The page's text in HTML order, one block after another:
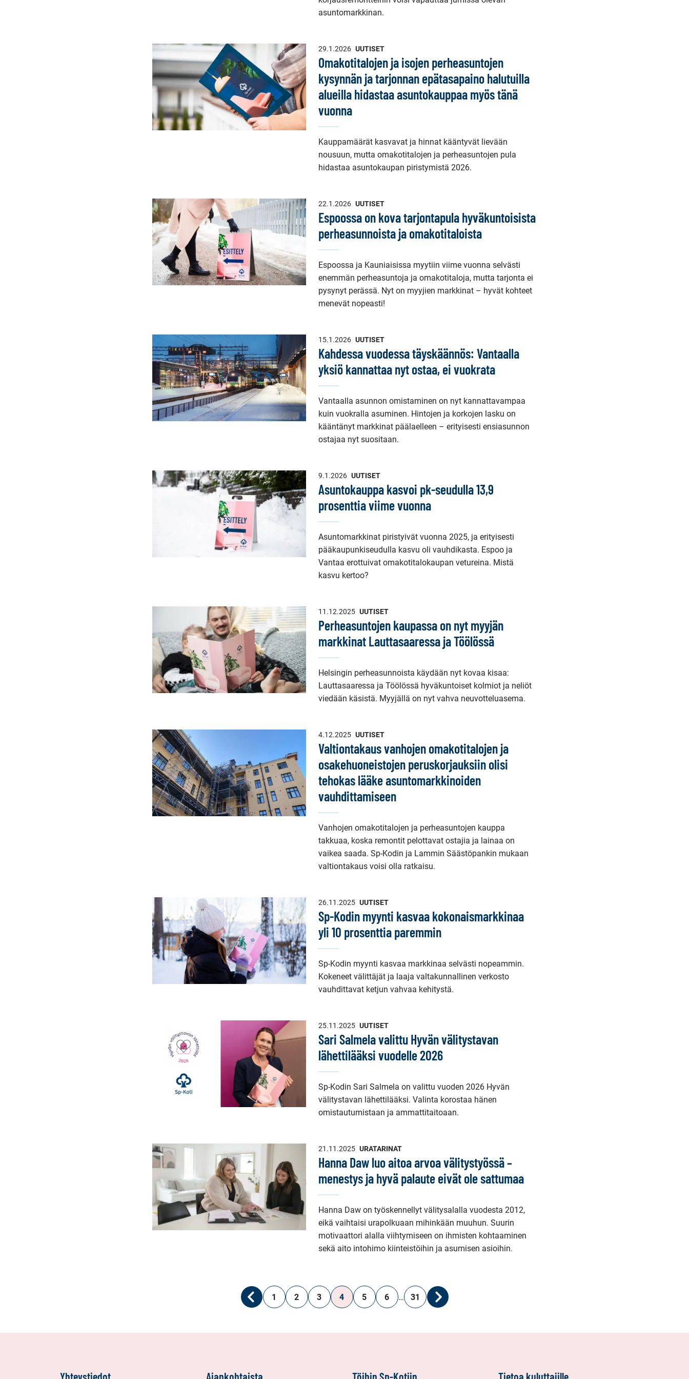
asuntomarkkinan.
29.1.2026 UUTISET
Omakotitalojen ja isojen perheasuntojen
kysynnän ja tarjonnan epätasapaino halutuilla
alueilla hidastaa asuntokauppaa myös tänä
vuonna
Kauppamäärät kasvavat ja hinnat kääntyvät lievään
nousuun, mutta omakotitalojen ja perheasuntojen pula
hidastaa asuntokaupan piristymistä 2026.
22.1.2026 UUTISET
Espoossa on kova tarjontapula hyväkuntoisista
perheasunnoista ja omakotitaloista
Espoossa ja Kauniaisissa myytiin viime vuonna selvästi
enemmän perheasuntoja ja omakotitaloja, mutta tarjonta ei
pysynyt perässä. Nyt on myyjien markkinat – hyvät kohteet
menevät nopeasti!
15.1.2026 UUTISET
Kahdessa vuodessa täyskäännös: Vantaalla
yksiö kannattaa nyt ostaa, ei vuokrata
Vantaalla asunnon omistaminen on nyt kannattavampaa
kuin vuokralla asuminen. Hintojen ja korkojen lasku on
kääntänyt markkinat päälaelleen – erityisesti ensiasunnon
ostajaa nyt suositaan.
9.1.2026 UUTISET
Asuntokauppa kasvoi pk-seudulla 13,9
prosenttia viime vuonna
Asuntomarkkinat piristyivät vuonna 2025, ja erityisesti
pääkaupunkiseudulla kasvu oli vauhdikasta. Espoo ja
Vantaa erottuivat omakotitalokaupan vetureina. Mistä
kasvu kertoo?
11.12.2025 UUTISET
Perheasuntojen kaupassa on nyt myyjän
markkinat Lauttasaaressa ja Töölössä
Helsingin perheasunnoista käydään nyt kovaa kisaa:
Lauttasaaressa ja Töölössä hyväkuntoiset kolmiot ja neliöt
viedään käsistä. Myyjällä on nyt vahva neuvotteluasema.
4.12.2025 UUTISET
Valtiontakaus vanhojen omakotitalojen ja
osakehuoneistojen peruskorjauksiin olisi
tehokas lääke asuntomarkkinoiden
vauhdittamiseen
Vanhojen omakotitalojen ja perheasuntojen kauppa
takkuaa, koska remontit pelottavat ostajia ja lainaa on
vaikea saada. Sp-Kodin ja Lammin Säästöpankin mukaan
valtiontakaus voisi olla ratkaisu.
26.11.2025 UUTISET
Sp-Kodin myynti kasvaa kokonaismarkkinaa
yli 10 prosenttia paremmin
Sp-Kodin myynti kasvaa markkinaa selvästi nopeammin.
Kokeneet välittäjät ja laaja valtakunnallinen verkosto
vauhdittavat ketjun vahvaa kehitystä.
25.11.2025 UUTISET
Sari Salmela valittu Hyvän välitystavan
lähettilääksi vuodelle 2026
Sp-Kodin Sari Salmela on valittu vuoden 2026 Hyvän
välitystavan lähettilääksi. Valinta korostaa hänen
omistautumistaan ja ammattitaitoaan.
21.11.2025 URATARINAT
Hanna Daw luo aitoa arvoa välitystyössä –
menestys ja hyvä palaute eivät ole sattumaa
Hanna Daw on työskennellyt välitysalalla vuodesta 2012,
eikä vaihtaisi urapolkuaan mihinkään muuhun. Suurin
motivaattori alalla viihtymiseen on ihmisten kohtaaminen
sekä aito intohimo kiinteistöihin ja asumisen asioihin.
Edellinen
1 2 3 4 5 6 … 31
Seuraava